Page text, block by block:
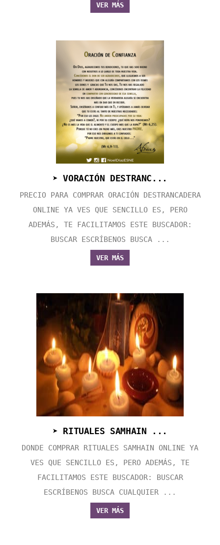
VER MÁS
➤ VORACIÓN DESTRANC...
PRECIO PARA COMPRAR ORACIÓN DESTRANCADERA
ONLINE YA VES QUE SENCILLO ES, PERO
ADEMÁS, TE FACILITAMOS ESTE BUSCADOR:
BUSCAR ESCRÍBENOS BUSCA ...
VER MÁS
➤ RITUALES SAMHAIN ...
DONDE COMPRAR RITUALES SAMHAIN ONLINE YA
VES QUE SENCILLO ES, PERO ADEMÁS, TE
FACILITAMOS ESTE BUSCADOR: BUSCAR
ESCRÍBENOS BUSCA CUALQUIER ...
VER MÁS